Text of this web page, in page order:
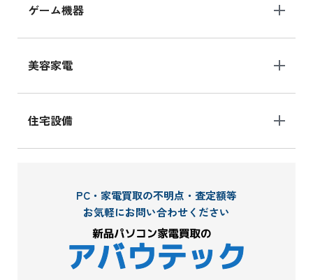
ゲーム機器
美容家電
住宅設備
PC・家電買取の不明点・査定額等
お気軽にお問い合わせください